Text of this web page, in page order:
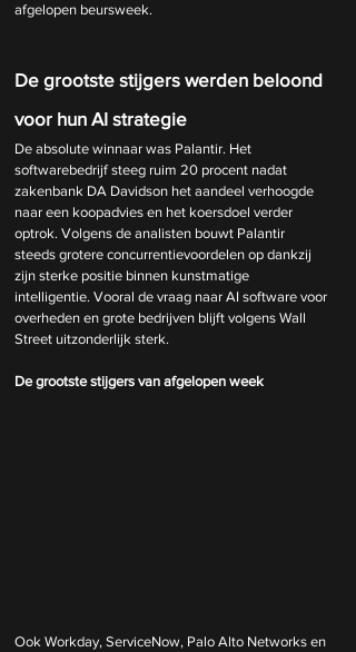
afgelopen beursweek.
De grootste stijgers werden beloond
voor hun AI strategie
De absolute winnaar was Palantir. Het
softwarebedrijf steeg ruim 20 procent nadat
zakenbank DA Davidson het aandeel verhoogde
naar een koopadvies en het koersdoel verder
optrok. Volgens de analisten bouwt Palantir
steeds grotere concurrentievoordelen op dankzij
zijn sterke positie binnen kunstmatige
intelligentie. Vooral de vraag naar AI software voor
overheden en grote bedrijven blijft volgens Wall
Street uitzonderlijk sterk.
De grootste stijgers van afgelopen week
Ook Workday, ServiceNow, Palo Alto Networks en